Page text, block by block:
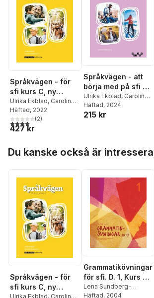
Språkvägen - för
sfi kurs C, ny
upplaga
Ulrika Ekblad, Caroline
Söderqvist
Häftad, 2022
4,0utav 5 stjärnor. Totalt antal röster:
(2)
427 kr
Språkvägen - att
börja med på sfi 2B
och 3C
Ulrika Ekblad, Caroline
Söderqvist
Häftad, 2024
215 kr
Du kanske också är
Språkvägen - för
sfi kurs C, ny
Ulrika Ekblad, Caroline
Grammatikövningar
för sfi. D. 1, Kurs B
och C
Lena Sundberg-
Holmberg,Kristina
Häftad, 2004